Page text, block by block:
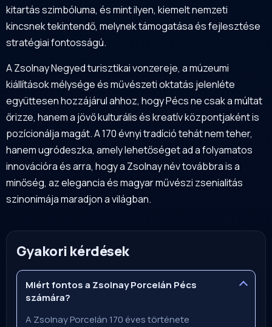
kitartás szimbóluma, és mint ilyen, kiemelt nemzeti
kincsnek tekintendő, melynek támogatása és fejlesztése
stratégiai fontosságú.
A Zsolnay Negyed turisztikai vonzereje, a múzeumi
kiállítások mélysége és művészeti oktatás jelenléte
együttesen hozzájárul ahhoz, hogy Pécs ne csak a múltat
őrizze, hanem a jövő kulturális és kreatív központjaként is
pozícionálja magát. A 170 évnyi tradíció tehát nem teher,
hanem ugródeszka, amely lehetőséget ad a folyamatos
innovációra és arra, hogy a Zsolnay név továbbra is a
minőség, az elegancia és magyar művészi zsenialitás
szinonimája maradjon a világban.
Gyakori kérdések
Miért fontos a Zsolnay Porcelán Pécs
számára?
A Zsolnay Porcelán 170 éves története